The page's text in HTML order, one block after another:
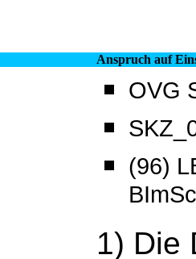
Anspruch auf
OVG
(96)
1) Die